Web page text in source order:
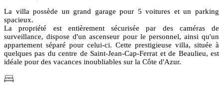
La villa possède un grand garage pour 5 voitures et un parking
spacieux.
La propriété est entièrement sécurisée par des caméras de
surveillance, dispose d'un ascenseur pour le personnel, ainsi qu'un
appartement séparé pour celui-ci. Cette prestigieuse villa, située à
quelques pas du centre de Saint-Jean-Cap-Ferrat et de Beaulieu, est
idéale pour des vacances inoubliables sur la Côte d'Azur.